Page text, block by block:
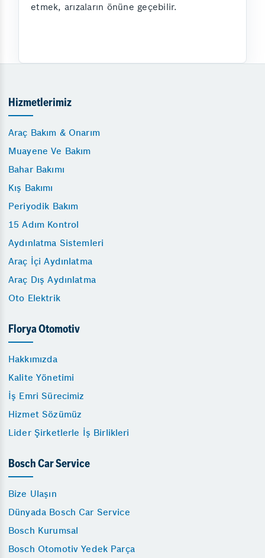
etmek, arızaların önüne geçebilir.
Hizmetlerimiz
Araç Bakım & Onarım
Muayene Ve Bakım
Bahar Bakımı
Kış Bakımı
Periyodik Bakım
15 Adım Kontrol
Aydınlatma Sistemleri
Araç İçi Aydınlatma
Araç Dış Aydınlatma
Oto Elektrik
Florya Otomotiv
Hakkımızda
Kalite Yönetimi
İş Emri Sürecimiz
Hizmet Sözümüz
Lider Şirketlerle İş Birlikleri
Bosch Car Service
Bize Ulaşın
Dünyada Bosch Car Service
Bosch Kurumsal
Bosch Otomotiv Yedek Parça